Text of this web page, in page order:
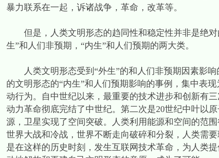
暴力联系在一起，诉诸战争，革命，改革等。
但是，人类文明形态的趋同性和稳定性并非是绝对
生”和人们非预期，“内生”和人们预期的两大类。
人类文明形态受到“外生”的和人们非预期因素影响
的文明形态的“内生”和人们预期影响的事例，集中表
动行为。自中世纪以来，最重要的技术进步和创新有
动力革命彻底完结了中世纪。第二次是20世纪中叶以
源，卫星实现了空间突破。人类利用能源和空间的范
世界大战和冷战，世界不断走向破碎和分裂，人类需
是在这样的历史时刻，发生互联网技术革命，为人类